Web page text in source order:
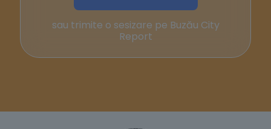
sau trimite o sesizare pe Buzău City
Report